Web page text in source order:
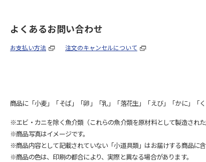
よくあるお問い合わせ
お支払い方法 注文のキャンセルについて
商品に「小麦」「そば」「卵」「乳」「落花生」「えび」「かに」「
※エビ・カニを除く魚介類（これらの魚介類を原材料として製造され
※商品写真はイメージです。
※商品内容として記載されていない「小道具類」はお届けする商品に含
※商品の色は、印刷の都合により、実際と異なる場合があります。